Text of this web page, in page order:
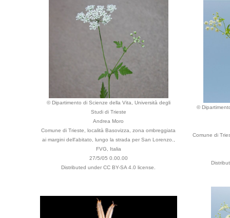
© Dipartimento di Scienze della Vita, Università degli
Studi di Trieste
Andrea Moro
Comune di Trieste, località Basovizza, zona ombreggiata
ai margini dell'abitato, lungo la strada per San Lorenzo.,
FVG, Italia
27/5/05 0.00.00
Distributed under CC BY-SA 4.0 license.
©
Comune di